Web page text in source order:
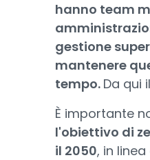
hanno team
gestione
mantenere
tempo. Da qui
È importante
l'obiettivo di
il 2050, in